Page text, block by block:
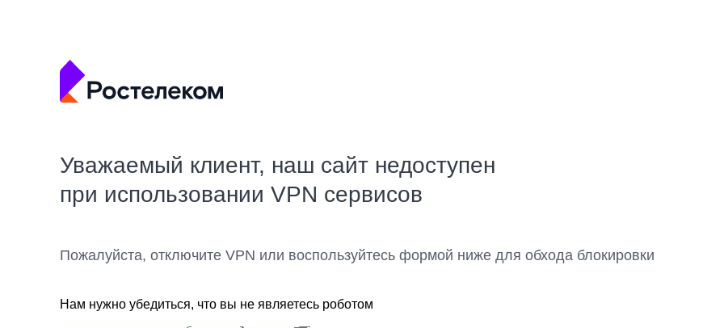
Уважаемый клиент, наш сайт недоступен
при использовании VPN сервисов
Пожалуйста, отключите VPN или воспользуйтесь формой ниже для обхода блокировки
Нам нужно убедиться, что вы не являетесь роботом